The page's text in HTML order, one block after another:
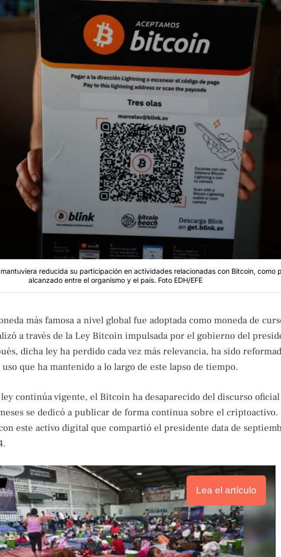
reducida su participación en actividades relacionadas con Bitcoin, como
alcanzado entre el organismo y el país. Foto EDH/EFE
más famosa a nivel global fue adoptada como moneda de
a través de la Ley Bitcoin impulsada por el gobierno del
dicha ley ha perdido cada vez más relevancia, ha sido
que ha mantenido a lo largo de este lapso de tiempo.
continúa vigente, el Bitcoin ha desaparecido del discurso
se dedicó a publicar de forma continua sobre el criptoactivo.
este activo digital que compartió el presidente data de
Lea el artículo